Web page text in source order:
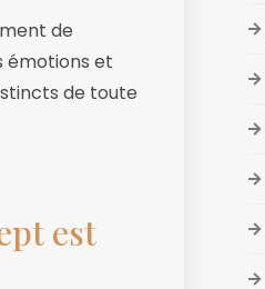
de
émotions et
de toute
est